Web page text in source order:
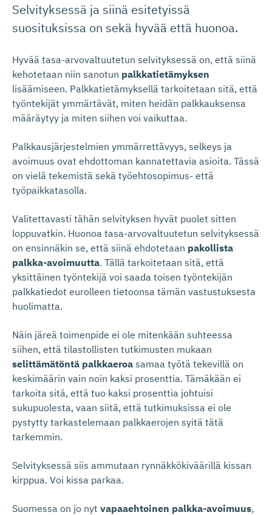
Selvityksessä ja siinä esitetyissä
suosituksissa on sekä hyvää että huonoa.
Hyvää tasa-arvovaltuutetun selvityksessä on, että siinä
kehotetaan niin sanotun palkkatietämyksen
lisäämiseen. Palkkatietämyksellä tarkoitetaan sitä, että
työntekijät ymmärtävät, miten heidän palkkauksensa
määräytyy ja miten siihen voi vaikuttaa.
Palkkausjärjestelmien ymmärrettävyys, selkeys ja
avoimuus ovat ehdottoman kannatettavia asioita. Tässä
on vielä tekemistä sekä työehtosopimus- että
työpaikkatasolla.
Valitettavasti tähän selvityksen hyvät puolet sitten
loppuvatkin. Huonoa tasa-arvovaltuutetun selvityksessä
on ensinnäkin se, että siinä ehdotetaan pakollista
palkka-avoimuutta. Tällä tarkoitetaan sitä, että
yksittäinen työntekijä voi saada toisen työntekijän
palkkatiedot eurolleen tietoonsa tämän vastustuksesta
huolimatta.
Näin järeä toimenpide ei ole mitenkään suhteessa
siihen, että tilastollisten tutkimusten mukaan
selittämätöntä palkkaeroa samaa työtä tekevillä on
keskimäärin vain noin kaksi prosenttia. Tämäkään ei
tarkoita sitä, että tuo kaksi prosenttia johtuisi
sukupuolesta, vaan siitä, että tutkimuksissa ei ole
pystytty tarkastelemaan palkkaerojen syitä tätä
tarkemmin.
Selvityksessä siis ammutaan rynnäkkökiväärillä kissan
kirppua. Voi kissa parkaa.
Suomessa on jo nyt vapaaehtoinen palkka-avoimuus,